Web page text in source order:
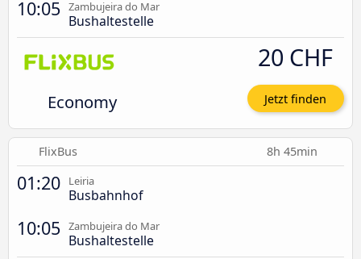
10:05 Zambujeira do Mar
Bushaltestelle
Economy
20 CHF
Jetzt finden
FlixBus 8h 45min
01:20 Leiria
Busbahnhof
10:05 Zambujeira do Mar
Bushaltestelle